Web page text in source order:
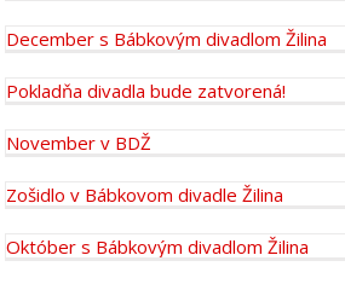
December s Bábkovým divadlom Žilina
Pokladňa divadla bude zatvorená!
November v BDŽ
Zošidlo v Bábkovom divadle Žilina
Október s Bábkovým divadlom Žilina